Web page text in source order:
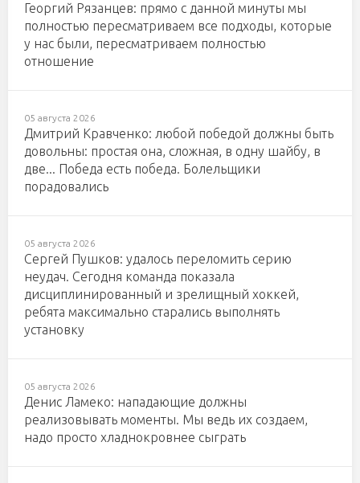
Георгий Рязанцев: прямо с данной минуты мы
полностью пересматриваем все подходы, которые
у нас были, пересматриваем полностью
отношение
05 августа 2026
Дмитрий Кравченко: любой победой должны быть
довольны: простая она, сложная, в одну шайбу, в
две... Победа есть победа. Болельщики
порадовались
05 августа 2026
Сергей Пушков: удалось переломить серию
неудач. Сегодня команда показала
дисциплинированный и зрелищный хоккей,
ребята максимально старались выполнять
установку
05 августа 2026
Денис Ламеко: нападающие должны
реализовывать моменты. Мы ведь их создаем,
надо просто хладнокровнее сыграть